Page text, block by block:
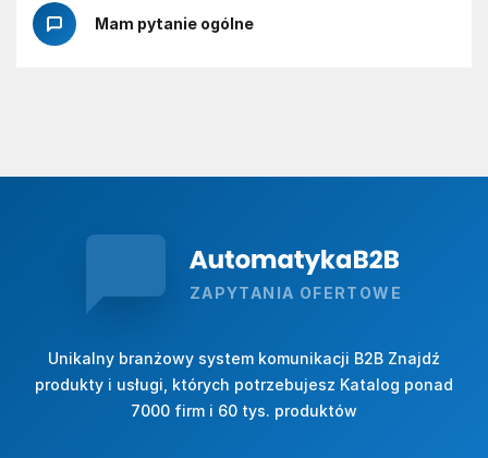
Mam pytanie ogólne
ZAPYTANIA OFERTOWE
Unikalny branżowy system komunikacji B2B Znajdź
produkty i usługi, których potrzebujesz Katalog ponad
7000 firm i 60 tys. produktów